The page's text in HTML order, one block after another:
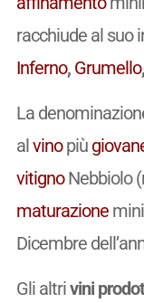
racchiude al suo
Inferno, Grumello,
La
alvinopiù
vitignoNebbiolo
maturazione
Dicembre
Gli altrivini